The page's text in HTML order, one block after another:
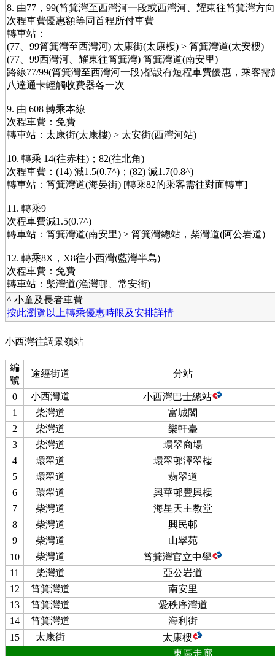
8. 由77，99(筲箕灣至西灣河一段或西灣河、耀東往筲箕灣方
次程車費優惠額等同首程所付車費
轉車站：
(77、99筲箕灣至西灣河) 太康街(太康樓) > 筲箕灣道(太安樓)
(77、99西灣河、耀東往筲箕灣) 筲箕灣道(南安里)
路線77/99(筲箕灣至西灣河一段)都設有短程車費優惠，乘客
八達通卡輕觸收費器各一次
9. 由 608 轉乘本線
次程車費：免費
轉車站：太康街(太康樓) > 太安街(西灣河站)
10. 轉乘 14(往赤柱)；82(往北角)
次程車費：(14) 減1.5(0.7^)；(82) 減1.7(0.8^)
轉車站：筲箕灣道(海晏街) [轉乘82的乘客需往對面轉車]
11. 轉乘9
次程車費減1.5(0.7^)
轉車站：筲箕灣道(南安里) > 筲箕灣總站，柴灣道(阿公岩道)
12. 轉乘8X，X8往小西灣(藍灣半島)
次程車費：免費
轉車站：柴灣道(漁灣邨、常安街)
^ 小童及長者車費
按此瀏覽以上轉乘優惠時限及安排詳情
小西灣往調景嶺站
編
號
途經街道 分站
0 小西灣道
小西灣巴士總站
1
柴灣道
富城閣
2
柴灣道
樂軒臺
3
柴灣道
環翠商場
4
環翠道
環翠邨澤翠樓
5
環翠道
翡翠道
6
環翠道
興華邨豐興樓
7
柴灣道
海星天主教堂
8
柴灣道
興民邨
9
柴灣道
山翠苑
10
柴灣道
筲箕灣官立中學
11
柴灣道
亞公岩道
12
筲箕灣道
南安里
13
筲箕灣道
愛秩序灣道
14
筲箕灣道
海利街
15
太康街
太康樓
東區走廊